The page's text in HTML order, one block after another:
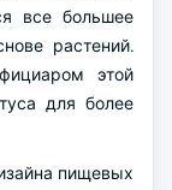
все большее
растений.
этой
для более
пищевых